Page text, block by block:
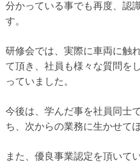
分かっている事でも再度、認
す。
研修会では、実際に車両に触
て頂き、社員も様々な質問を
っていました。
今後は、学んだ事を社員同士
ち、次からの業務に生かせて
また、優良事業認定を頂いて